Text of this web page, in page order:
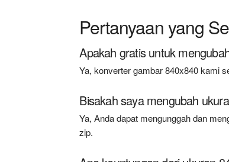
Pertanyaan yang
Apakah gratis untuk
Ya, konverter gambar 840x840 kami
Bisakah saya mengubah
Ya, Anda dapat mengunggah dan
zip.